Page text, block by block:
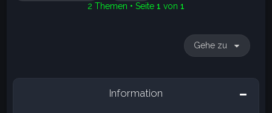
2 Themen • Seite 1 von 1
Gehe zu
Information